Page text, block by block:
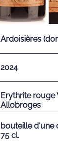
Ardoisières
2024
Erythrite rouge
Allobroges
bouteille d'une
75 cl.